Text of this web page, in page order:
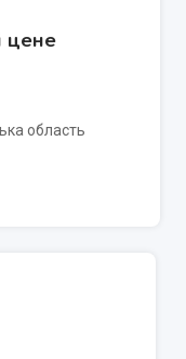
цене
область